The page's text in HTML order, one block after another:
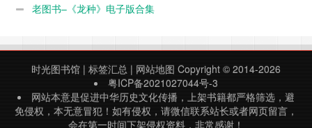
老图书–《龙种》电子版合集
时光图书馆 | 标签汇总 | 网站地图 Copyright © 2014-2026
粤ICP备2021027044号-3
网站本意是促进中华历史文化传播，上架书籍都严格筛选，避
免侵权，本无意冒犯！如有侵权，请微信联系站长或者网页留言，
会在第一时间下架侵权资料，非常感谢！